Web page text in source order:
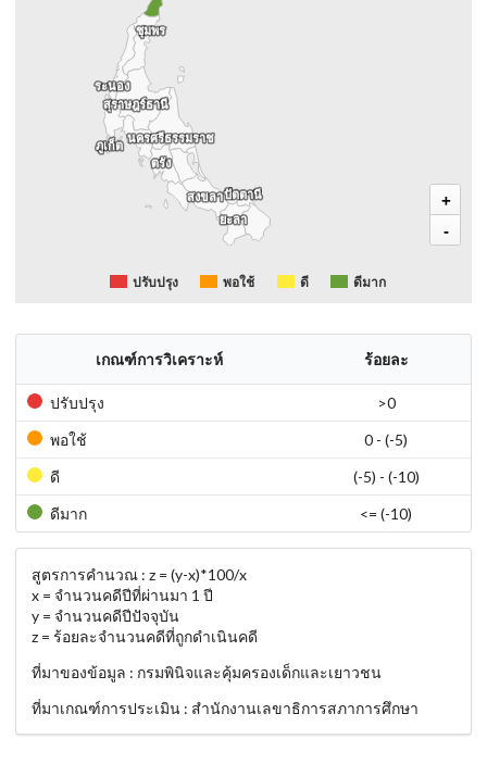
+
-
สุราษฎร์ธานี
สุราษฎร์ธานี
ตรัง
ตรัง
ปัตตานี
ปัตตานี
ระนอง
ระนอง
ชุมพร
ชุมพร
นครศรีธรรมราช
นครศรีธรรมราช
สงขลา
สงขลา
ภูเก็ต
ภูเก็ต
ยะลา
ยะลา
ปรับปรุง พอใช้ ดี ดีมาก
เกณฑ์การวิเคราะห์ ร้อยละ
ปรับปรุง
>0
พอใช้
0 - (-5)
ดี
(-5) - (-10)
ดีมาก
<= (-10)
สูตรการคำนวณ : z = (y-x)*100/x
x = จำนวนคดีปีที่ผ่านมา 1 ปี
y = จำนวนคดีปีปัจจุบัน
z = ร้อยละจำนวนคดีที่ถูกดำเนินคดี
ที่มาของข้อมูล : กรมพินิจและคุ้มครองเด็กและเยาวชน
ที่มาเกณฑ์การประเมิน : สำนักงานเลขาธิการสภาการศึกษา